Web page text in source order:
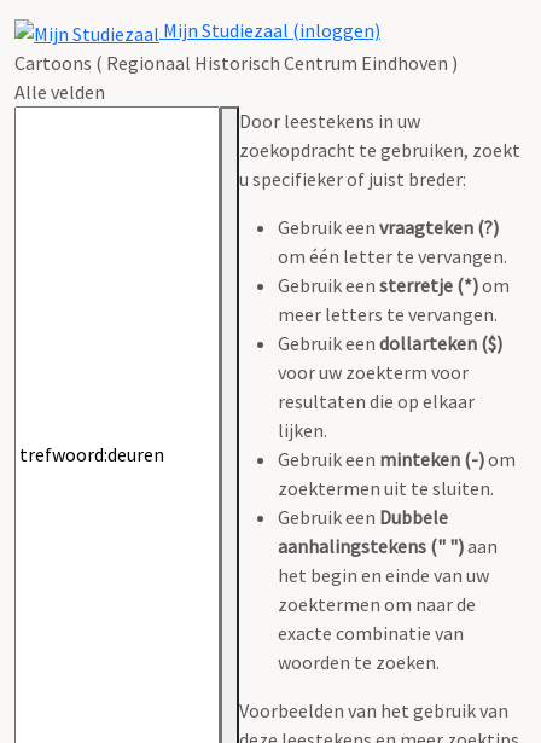
Mijn Studiezaal (inloggen)
Cartoons ( Regionaal Historisch Centrum Eindhoven )
Alle velden
Door leestekens in uw
zoekopdracht te gebruiken, zoekt
u specifieker of juist breder:
Gebruik een vraagteken (?)
om één letter te vervangen.
Gebruik een sterretje (*)om
meer letters te vervangen.
Gebruik een dollarteken ($)
voor uw zoekterm voor
resultaten die op elkaar
lijken.
Gebruik een minteken (-)om
zoektermen uit te sluiten.
Gebruik een Dubbele
aanhalingstekens (" ")aan
het begin en einde van uw
zoektermen om naar de
exacte combinatie van
woorden te zoeken.
Voorbeelden van het gebruik van